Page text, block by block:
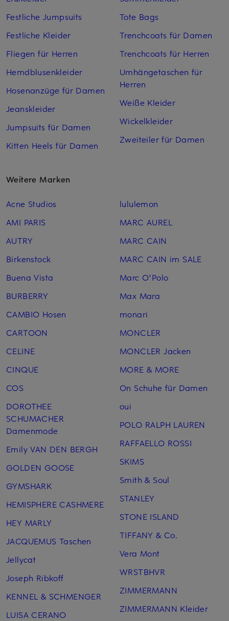
Festliche Jumpsuits
Festliche Kleider
Fliegen für Herren
Hemdblusenkleider
Hosenanzüge für Damen
Jeanskleider
Jumpsuits für Damen
Kitten Heels für Damen
Tote Bags
Trenchcoats für Damen
Trenchcoats für Herren
Umhängetaschen für
Herren
Weiße Kleider
Wickelkleider
Zweiteiler für Damen
Weitere Marken
Acne Studios
AMI PARIS
AUTRY
Birkenstock
Buena Vista
BURBERRY
CAMBIO Hosen
CARTOON
CELINE
CINQUE
COS
DOROTHEE
SCHUMACHER
Damenmode
Emily VAN DEN BERGH
GOLDEN GOOSE
GYMSHARK
HEMISPHERE CASHMERE
HEY MARLY
JACQUEMUS Taschen
Jellycat
Joseph Ribkoff
KENNEL & SCHMENGER
LUISA CERANO
lululemon
MARC AUREL
MARC CAIN
MARC CAIN im SALE
Marc O'Polo
Max Mara
monari
MONCLER
MONCLER Jacken
MORE & MORE
On Schuhe für Damen
oui
POLO RALPH LAUREN
RAFFAELLO ROSSI
SKIMS
Smith & Soul
STANLEY
STONE ISLAND
TIFFANY & Co.
Vera Mont
WRSTBHVR
ZIMMERMANN
ZIMMERMANN Kleider